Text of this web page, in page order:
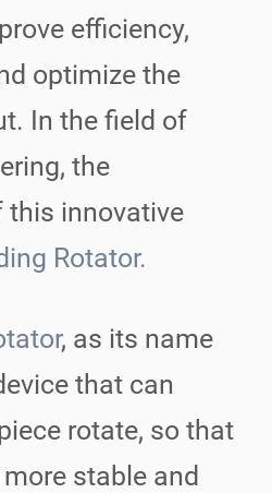
efficiency,
optimize the
In the field of
the
this innovative
Rotator.
, as its name
that can
rotate, so that
stable and